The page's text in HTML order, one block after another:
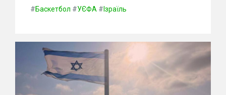
#Баскетбол #УЄФА # Ізраїль